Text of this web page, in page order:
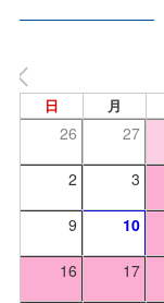
日 月
26 27
2 3
9 10
16 17